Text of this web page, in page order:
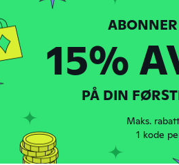
i 2015
bella beñla bella
siden
i 2017
siden
15%
PÅ DIN
Maks.
1 kode